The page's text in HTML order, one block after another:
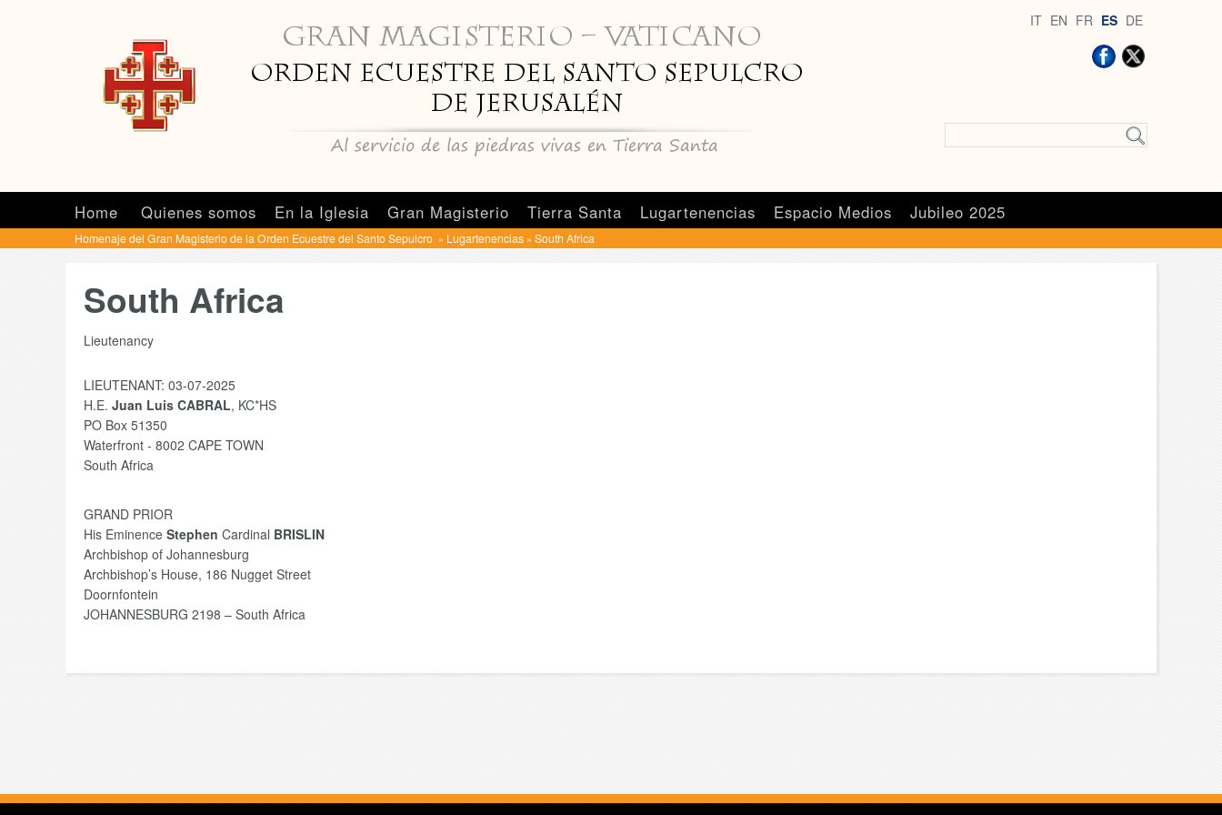
IT EN FR ES DE
Home Quienes somos En la Iglesia Gran Magisterio Tierra Santa Lugartenencias Espacio Medios Jubileo 2025
Homenaje del Gran Magisterio de la Orden Ecuestre del Santo Sepulcro » Lugartenencias » South Africa
South Africa
Lieutenancy
LIEUTENANT: 03-07-2025
H.E. Juan Luis CABRAL, KC*HS
PO Box 51350
Waterfront - 8002 CAPE TOWN
South Africa
GRAND PRIOR
His Eminence Stephen Cardinal BRISLIN
Archbishop of Johannesburg
Archbishop’s House, 186 Nugget Street
Doornfontein
JOHANNESBURG 2198 – South Africa